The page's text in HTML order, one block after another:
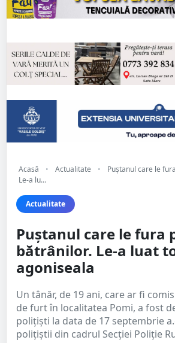
Acasă • Actualitate •
Puștanul care le
Le-a lu...
Actualitate
Puștanul care le fura
bătrânilor. Le-a luat
agoniseala
Un tânăr, de 19 ani, care ar fi
de furt în localitatea Pomi, a fost
polițiști la data de 17 septembrie
polițiștii din cadrul Secției Poliție